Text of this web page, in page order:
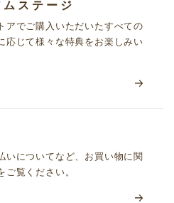
ステージ
アでご購入いただいたすべての
応じて様々な特典をお楽しみい
いについてなど、お買い物に関
ご覧ください。